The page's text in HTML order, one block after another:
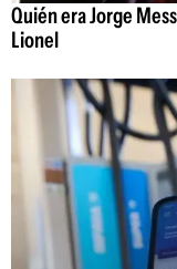
Quién era Jorge
Lionel